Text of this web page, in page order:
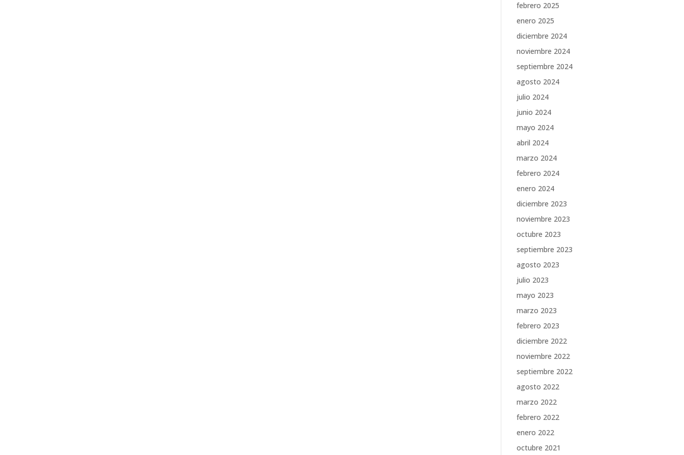
febrero 2025
enero 2025
diciembre 2024
noviembre 2024
septiembre 2024
agosto 2024
julio 2024
junio 2024
mayo 2024
abril 2024
marzo 2024
febrero 2024
enero 2024
diciembre 2023
noviembre 2023
octubre 2023
septiembre 2023
agosto 2023
julio 2023
mayo 2023
marzo 2023
febrero 2023
diciembre 2022
noviembre 2022
septiembre 2022
agosto 2022
marzo 2022
febrero 2022
enero 2022
octubre 2021